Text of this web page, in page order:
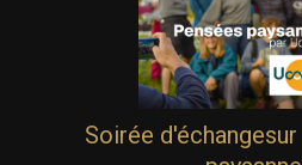
Soirée